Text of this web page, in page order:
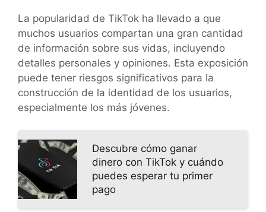
La popularidad de TikTok ha llevado a que
muchos usuarios compartan una gran cantidad
de información sobre sus vidas, incluyendo
detalles personales y opiniones. Esta exposición
puede tener riesgos significativos para la
construcción de la identidad de los usuarios,
especialmente los más jóvenes.
Descubre cómo ganar
dinero con TikTok y cuándo
puedes esperar tu primer
pago